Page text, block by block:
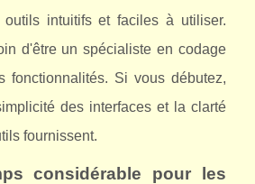
intuitifs et faciles à utiliser.
d'être un spécialiste en codage
fonctionnalités. Si vous débutez,
des interfaces et la clarté
fournissent.
considérable pour les